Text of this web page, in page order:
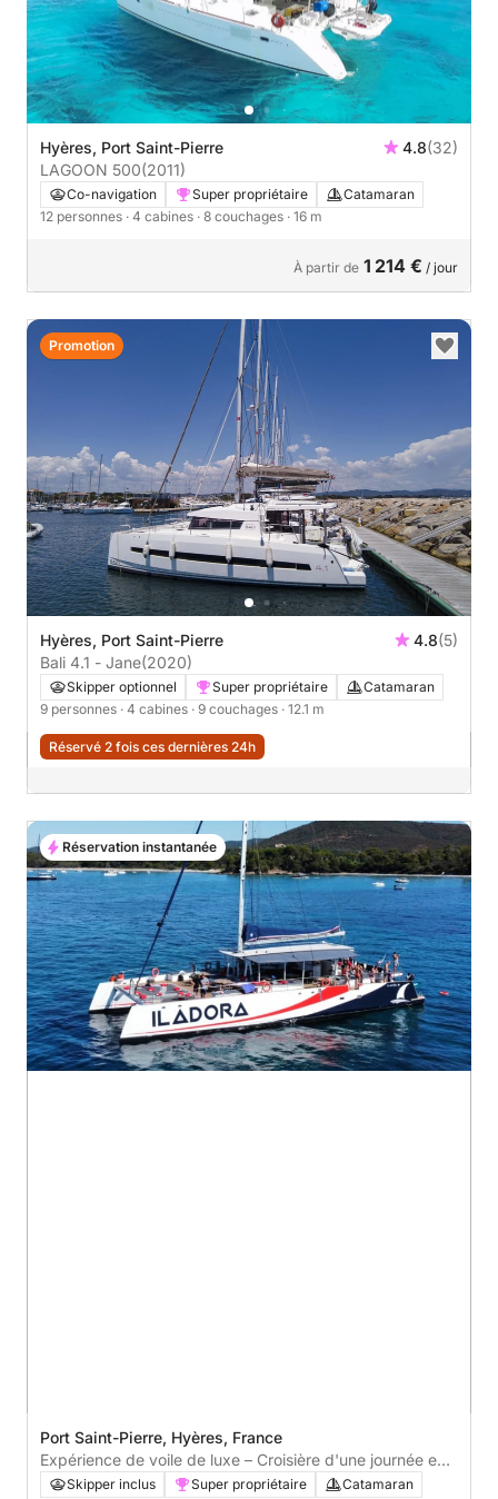
Hyères, Port Saint-Pierre 4.8(32)
LAGOON 500(2011)
Co-navigation Super propriétaire
Catamaran
12 personnes · 4 cabines · 8 couchages · 16 m
À partir de 1 214 € / jour
Hyères, Port Saint-Pierre 4.8(5)
Bali 4.1 - Jane(2020)
Skipper optionnel Super propriétaire
Catamaran
9 personnes · 4 cabines · 9 couchages · 12.1 m
Réservé 2 fois ces dernières 24h
Promotion
Port Saint-Pierre, Hyères, France
Expérience de voile de luxe – Croisière d'une journée en
catamaran
Skipper inclus Super propriétaire
Catamaran
Réservation instantanée